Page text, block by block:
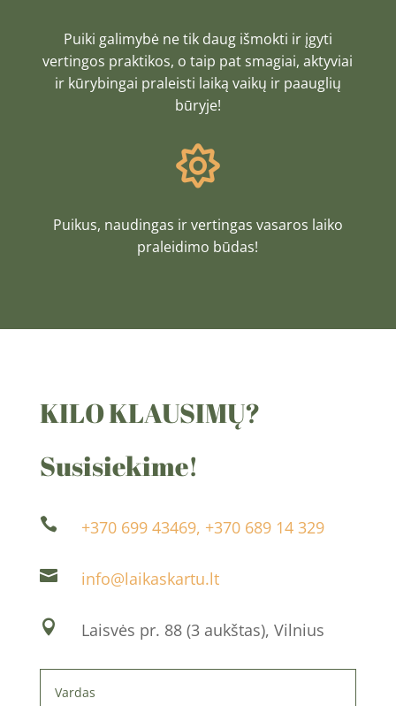
Puiki galimybė ne tik daug išmokti ir įgyti
vertingos praktikos, o taip pat smagiai, aktyviai
ir kūrybingai praleisti laiką vaikų ir paauglių
būryje!

Puikus, naudingas ir vertingas vasaros laiko
praleidimo būdas!
KILO KLAUSIMŲ?
Susisiekime!
 +370 699 43469, +370 689 14 329
 info@laikaskartu.lt
 Laisvės pr. 88 (3 aukštas), Vilnius